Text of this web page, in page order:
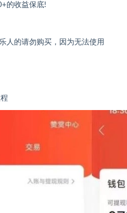
的收益保底!
人的请勿购买，因为无法使用